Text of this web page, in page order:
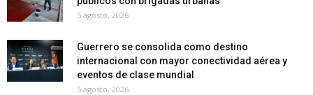
5 agosto, 2026
Guerrero se consolida como destino
internacional con mayor conectividad aérea y
eventos de clase mundial
5 agosto, 2026